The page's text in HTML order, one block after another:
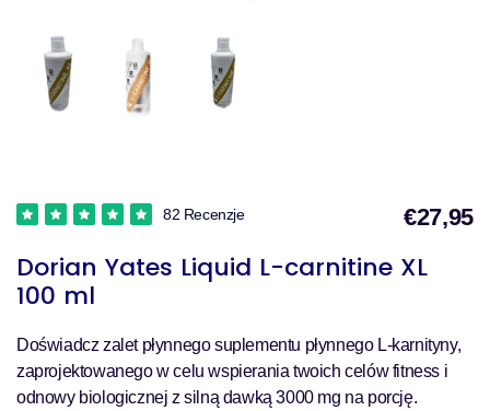
Dorian Yates Liquid L-carnitine XL
100 ml
82 Recenzje €27,95
Doświadcz zalet płynnego suplementu płynnego L-karnityny,
zaprojektowanego w celu wspierania twoich celów fitness i
odnowy biologicznej z silną dawką 3000 mg na porcję.